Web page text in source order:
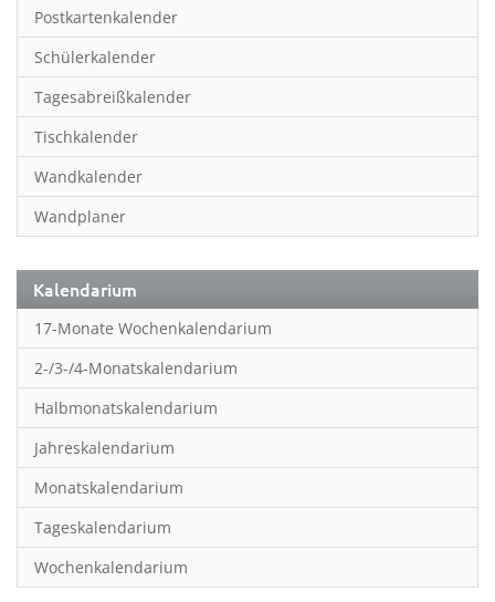
Humor & Cartoon
Inpiration & Entspannung
Inspiration & Entspannung
Inspiration & Spiritualität
Kinderkalender
Kunst
Länder & Städte
Landschaft & Natur
Lifestyle
Literatur
Manga & Animé
Neutrale Kalender
Partner- & Wandplaner
Planung & Organisation
Postkartenkalender
Schülerkalender
Tagesabreißkalender
Tischkalender
Wandkalender
Wandplaner
Kalendarium
17-Monate Wochenkalendarium
2-/3-/4-Monatskalendarium
Halbmonatskalendarium
Jahreskalendarium
Monatskalendarium
Tageskalendarium
Wochenkalendarium